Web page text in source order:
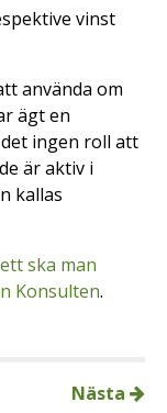
vinst
använda om
ägt en
ingen roll att
är aktiv i
kallas
ska man
Konsulten.
Nästa